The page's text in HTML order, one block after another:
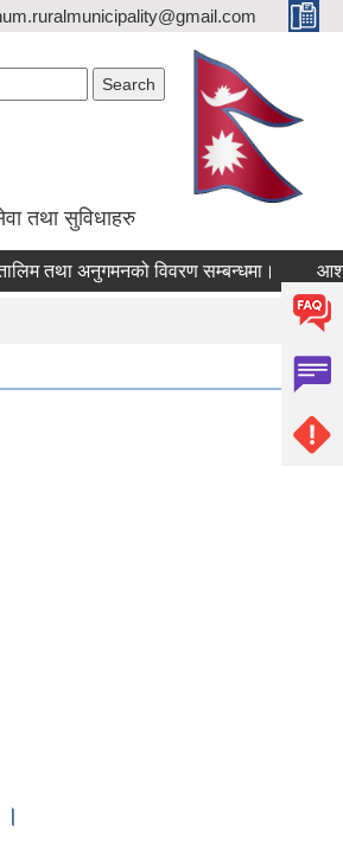
तथा सुविधाहरु
तथा अनुगमनको विवरण सम्बन्धमा।